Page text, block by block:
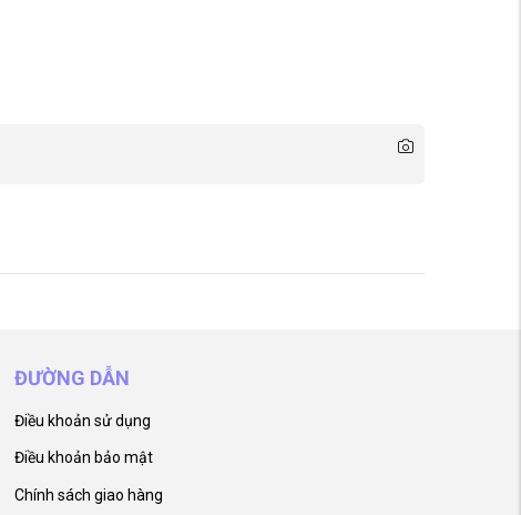
ĐƯỜNG DẪN
Điều khoản sử dụng
Điều khoản bảo mật
Chính sách giao hàng